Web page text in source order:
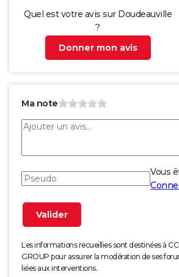
Quel est votre avis sur Doudeauville
?
Donner mon avis
Ma note
Vous
Les informations recueillies sont destinées à
GROUP pour assurer la modération de ses
liées aux interventions.